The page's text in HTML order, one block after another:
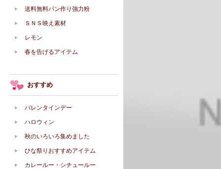
送料無料パン作り強力粉
ＳＮＳ映え素材
レモン
春を告げるアイテム
おすすめ
バレンタインデー
ハロウィン
秋のいろいろ集めました
ひな祭りおすすめアイテム
カレールー・シチュールー